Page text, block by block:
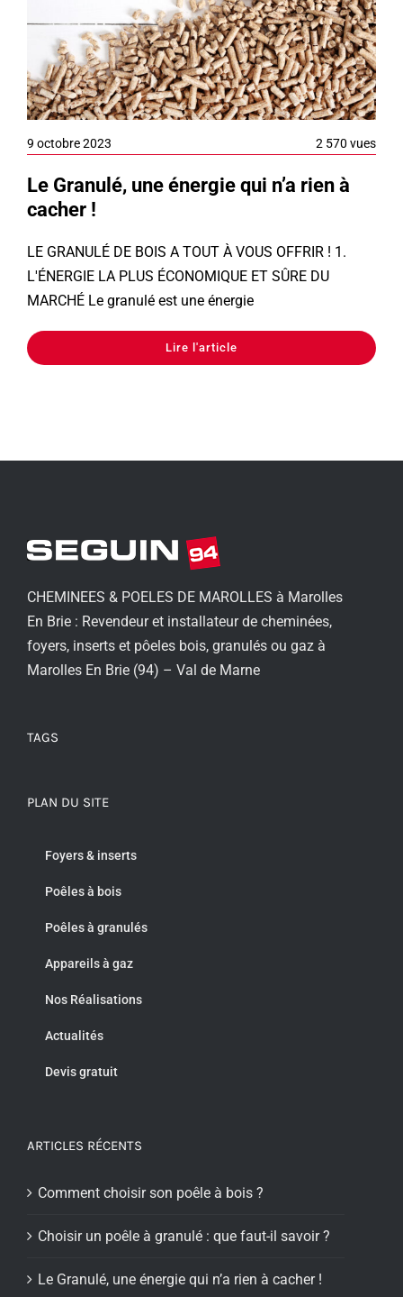
9 octobre 2023 2 570 vues
Le Granulé, une énergie qui n’a rien à
cacher !
LE GRANULÉ DE BOIS A TOUT À VOUS OFFRIR ! 1.
L'ÉNERGIE LA PLUS ÉCONOMIQUE ET SÛRE DU
MARCHÉ Le granulé est une énergie
Lire l'article
CHEMINEES & POELES DE MAROLLES à Marolles
En Brie : Revendeur et installateur de cheminées,
foyers, inserts et pôeles bois, granulés ou gaz à
Marolles En Brie (94) – Val de Marne
TAGS
PLAN DU SITE
Foyers & inserts
Poêles à bois
Poêles à granulés
Appareils à gaz
Nos Réalisations
Actualités
Devis gratuit
ARTICLES RÉCENTS
Comment choisir son poêle à bois ?
Choisir un poêle à granulé : que faut-il savoir ?
Le Granulé, une énergie qui n’a rien à cacher !